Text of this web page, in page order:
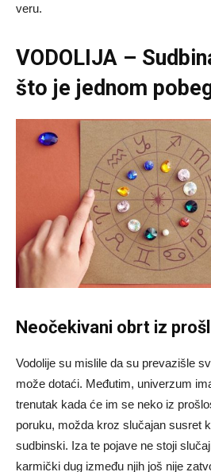
veru.
VODOLIJA –
što je jednom
Neočekivani obrt iz
Vodolije su mislile da su prevazišle
može dotaći. Međutim, univerzum
trenutak kada će im se neko iz
poruku, možda kroz slučajan susret
sudbinski. Iza te pojave ne stoji
karmički dug između njih još nije